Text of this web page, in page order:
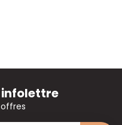
infolettre